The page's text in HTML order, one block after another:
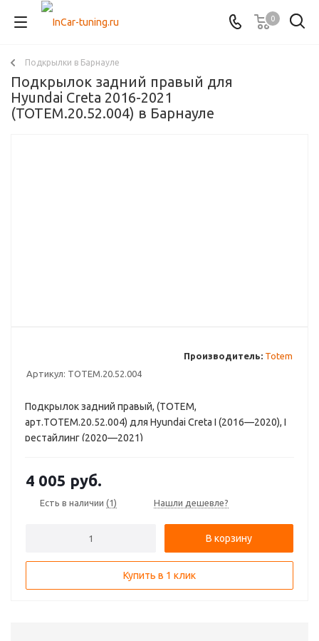
0
Подкрылки в Барнауле
Подкрылок задний правый для
Hyundai Creta 2016-2021
(TOTEM.20.52.004) в Барнауле
Артикул: TOTEM.20.52.004
Производитель: Totem
Подкрылок задний правый, (TOTEM,
арт.TOTEM.20.52.004) для Hyundai Creta I (2016—2020), I
рестайлинг (2020—2021)
4 005 руб.
Есть в наличии (1) Нашли дешевле?
В корзину
Купить в 1 клик